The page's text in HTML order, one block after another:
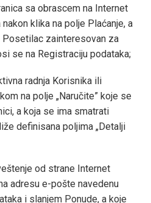
sa obrascem na Internet
klika na polje Plaćanje, a
Posetilac zainteresovan za
se na Registraciju podataka;
radnja Korisnika ili
na polje „Naručite” koje se
a koja se ima smatrati
definisana poljima „Detalji
od strane Internet
adresu e-pošte navedenu
i slanjem Ponude, a koje